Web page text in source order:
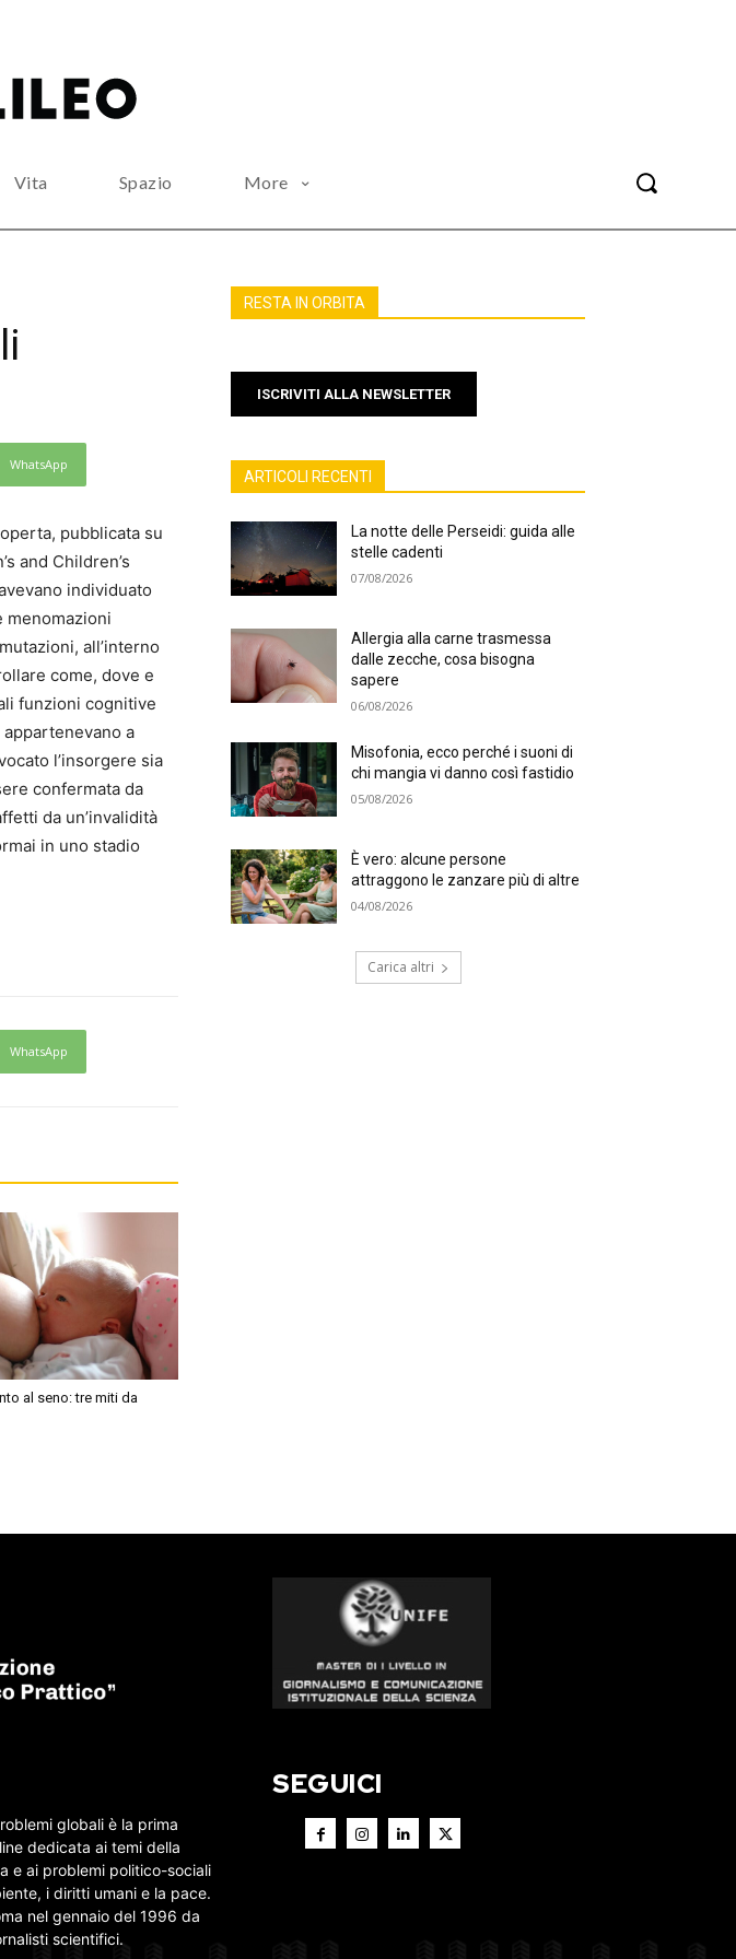
Vita Spazio More
WhatsApp
pubblicata su
and Children’s
individuato
menomazioni
all’interno
come, dove e
funzioni cognitive
a
l’insorgere sia
confermata da
da un’invalidità
in uno stadio
WhatsApp
al seno: tre miti da
RESTA IN ORBITA
ISCRIVITI ALLA NEWSLETTER
ARTICOLI RECENTI
La notte delle Perseidi: guida alle
stelle cadenti
07/08/2026
Allergia alla carne trasmessa
dalle zecche, cosa bisogna
sapere
06/08/2026
Misofonia, ecco perché i suoni di
chi mangia vi danno così fastidio
05/08/2026
È vero: alcune persone
attraggono le zanzare più di altre
04/08/2026
Carica altri
globali è la prima
dedicata ai temi della
e ai problemi politico-sociali
i diritti umani e la pace.
nel gennaio del 1996 da
scientifici.
SEGUICI